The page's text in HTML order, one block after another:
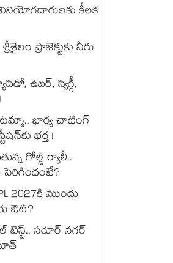
వినియోగదారులకు కీలక
ప్రాజెక్టుకు నీరు
ఉబర్, స్విగ్గీ,
భార్య చాటింగ్
భర్త !
గోల్డ్ ర్యాలీ..
పెరిగిందంటే?
2027కి ముందు
ఔట్?
సరూర్ నగర్